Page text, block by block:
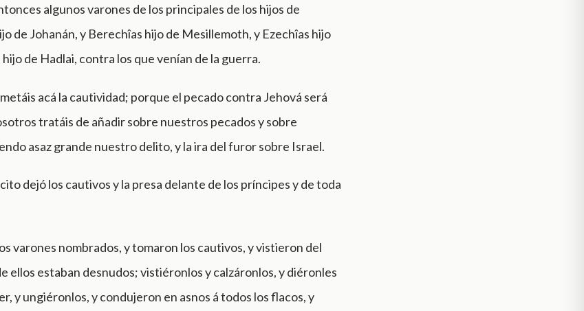
algunos varones de los principales de los hijos de
de Johanán, y Berechîas hijo de Mesillemoth, y Ezechîas hijo
hijo de Hadlai, contra los que venían de la guerra.
acá la cautividad; porque el pecado contra Jehová será
tratáis de añadir sobre nuestros pecados y sobre
asaz grande nuestro delito, y la ira del furor sobre Israel.
dejó los cautivos y la presa delante de los príncipes y de toda
varones nombrados, y tomaron los cautivos, y vistieron del
ellos estaban desnudos; vistiéronlos y calzáronlos, y diéronles
y ungiéronlos, y condujeron en asnos á todos los flacos, y